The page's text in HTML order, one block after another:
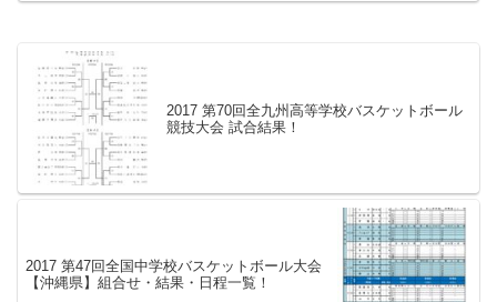
2017 第70回全九州高等学校バスケットボール
競技大会 試合結果！
2017 第47回全国中学校バスケットボール大会
【沖縄県】組合せ・結果・日程一覧！